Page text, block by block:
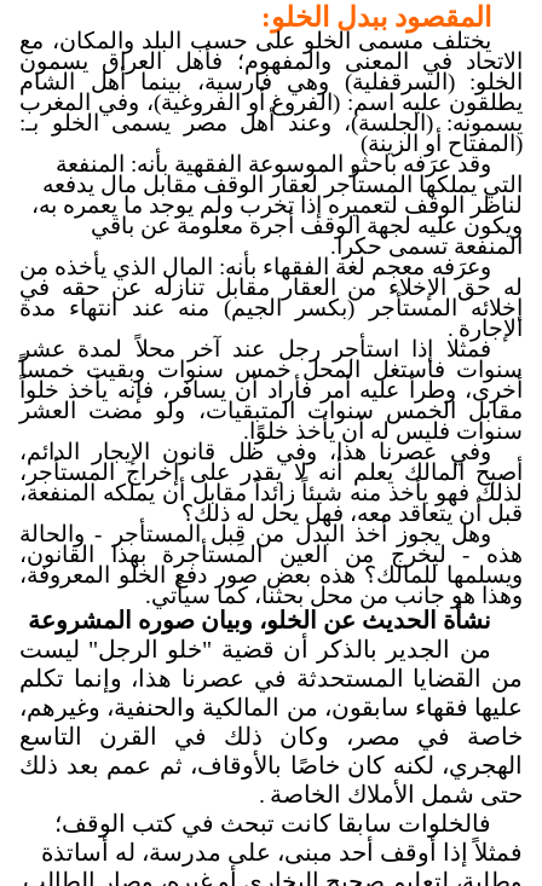
المقصود ببدل الخلو:
يختلف مسمى الخلو على حسب البلد والمكان، مع
الاتحاد في المعنى والمفهوم؛ فأهل العراق يسمون
الخلو: (السرقفلية) وهي فارسية، بينما أهل الشام
يطلقون عليه اسم: (الفروغ أو الفروغية)، وفي المغرب
يسمونه: (الجلسة)، وعند أهل مصر يسمى الخلو بـ:
(المفتاح أو الزينة)
وقد عرَفه باحثو الموسوعة الفقهية بأنه: المنفعة
التي يملكها المستأجر لعقار الوقف مقابل مال يدفعه
لناظر الوقف لتعميره إذا تخرب ولم يوجد ما يعمره به،
ويكون عليه لجهة الوقف أجرة معلومة عن باقي
المنفعة تسمى حكرا.
وعرَفه معجم لغة الفقهاء بأنه: المال الذي يأخذه من
له حق الإخلاء من العقار مقابل تنازله عن حقه في
إخلائه المستأجر (بكسر الجيم) منه عند انتهاء مدة
الإجارة .
فمثلا إذا استأجر رجل عند آخر محلاً لمدة عشر
سنوات فاستغل المحل خمس سنوات وبقيت خمساً
أخرى، وطرأ عليه أمر فأراد أن يسافر، فإنه يأخذ خلواً
مقابل الخمس سنوات المتبقيات، ولو مضت العشر
سنوات فليس له أن يأخذ خلوًا.
وفي عصرنا هذا، وفي ظل قانون الإيجار الدائم،
أصبح المالك يعلم أنه لا يقدر على إخراج المستأجر،
لذلك فهو يأخذ منه شيئاً زائداً مقابل أن يملكه المنفعة،
قبل أن يتعاقد معه، فهل يحل له ذلك؟
وهل يجوز أخذ البدل من قِبل المستأجر - والحالة
هذه - ليخرج من العين المستأجرة بهذا القانون،
ويسلمها للمالك؟ هذه بعض صور دفع الخلو المعروفة،
وهذا هو جانب من محل بحثنا، كما سيأتي.
نشأة الحديث عن الخلو، وبيان صوره المشروعة
من الجدير بالذكر أن قضية "خلو الرجل" ليست
من القضايا المستحدثة في عصرنا هذا، وإنما تكلم
عليها فقهاء سابقون، من المالكية والحنفية، وغيرهم،
خاصة في مصر، وكان ذلك في القرن التاسع
الهجري، لكنه كان خاصًا بالأوقاف، ثم عمم بعد ذلك
حتى شمل الأملاك الخاصة .
فالخلوات سابقا كانت تبحث في كتب الوقف؛
فمثلاً إذا أوقف أحد مبنى، على مدرسة، له أساتذة